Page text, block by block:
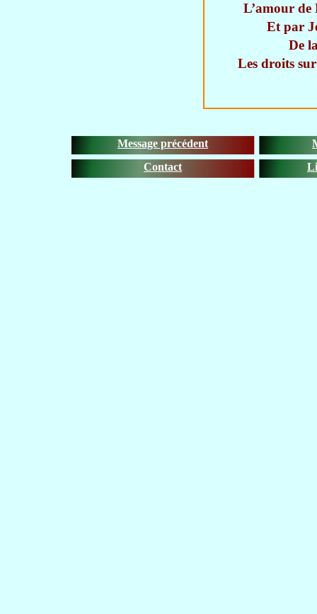
L’amour de
Et par
De
Les droits
Message précédent
Contact